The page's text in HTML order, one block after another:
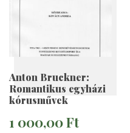
Anton Bruckner:
Romantikus egyházi
kórusművek
1 000,00Ft